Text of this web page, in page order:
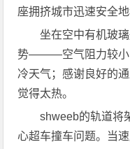
座拥挤城市迅速安全
坐在空中有机玻
势———空气阻力较小
冷天气；感谢良好的
觉得太热。
shweeb的轨道将
心超车撞车问题。当